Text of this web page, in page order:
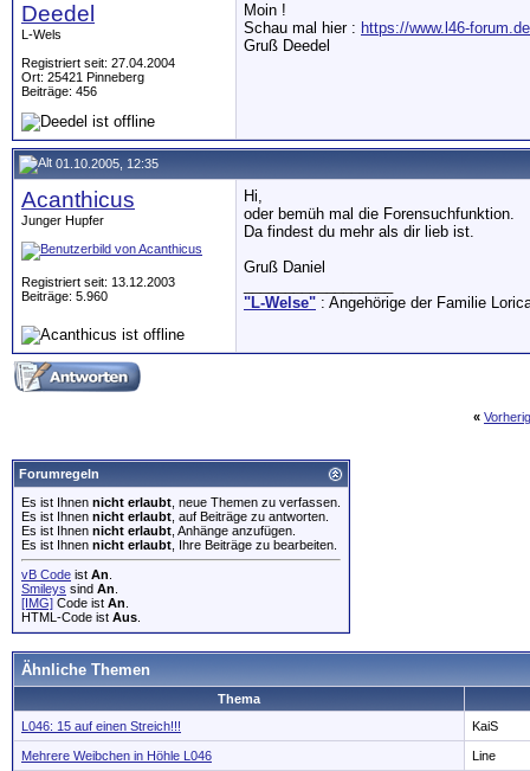
Deedel
L-Wels
Registriert seit: 27.04.2004
Ort: 25421 Pinneberg
Beiträge: 456
Moin !
Schau mal hier : https://www.l46-
Gruß Deedel
01.10.2005, 12:35
Acanthicus
Junger Hupfer
Registriert seit: 13.12.2003
Beiträge: 5.960
Hi,
oder bemüh mal die Forensuchfunktion.
Da findest du mehr als dir lieb ist.
Gruß Daniel
"L-Welse" : Angehörige der Familie
«
Forumregeln
Es ist Ihnen nicht erlaubt , neue Themen zu verfassen.
Es ist Ihnen nicht erlaubt , auf Beiträge zu antworten.
Es ist Ihnen nicht erlaubt , Anhänge anzufügen.
Es ist Ihnen nicht erlaubt , Ihre Beiträge zu bearbeiten.
vB Code ist An
Smileys sind An
[IMG] Code ist An
HTML-Code ist Aus
Ähnliche Themen
Thema
L046: 15 auf einen Streich!!!
KaiS
Mehrere Weibchen in Höhle L046 Line